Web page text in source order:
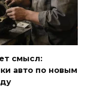
смысл:
авто по новым